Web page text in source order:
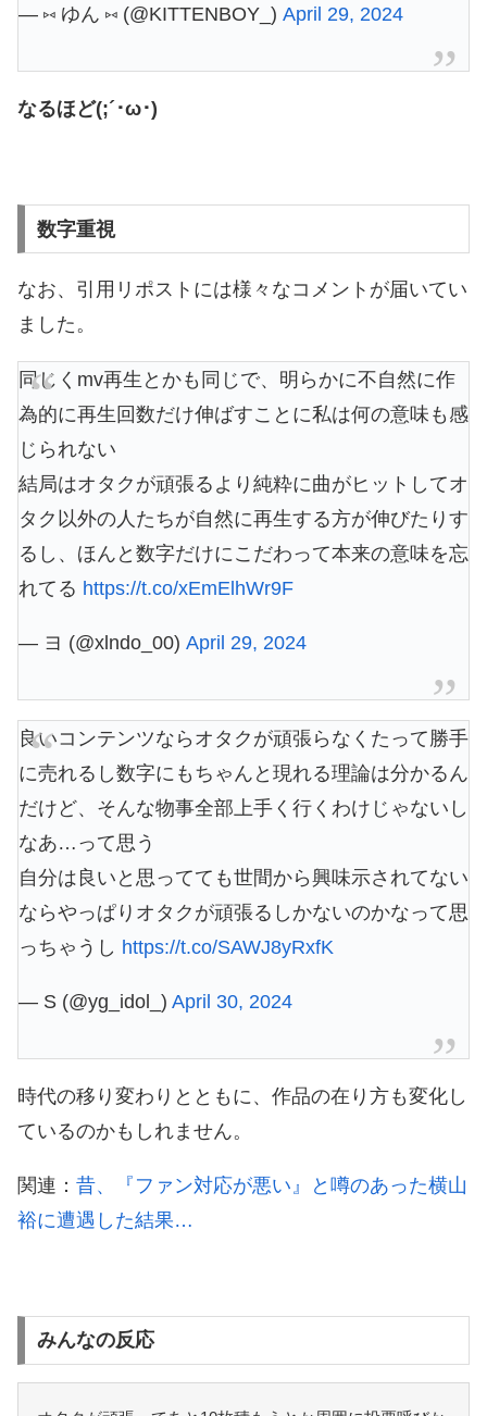
— ⑅ ゆん ⑅ (@KITTENBOY_) April 29, 2024
なるほど(;´･ω･)
数字重視
なお、引用リポストには様々なコメントが届いてい
ました。
同じくmv再生とかも同じで、明らかに不自然に作
為的に再生回数だけ伸ばすことに私は何の意味も感
じられない
結局はオタクが頑張るより純粋に曲がヒットしてオ
タク以外の人たちが自然に再生する方が伸びたりす
るし、ほんと数字だけにこだわって本来の意味を忘
れてる https://t.co/xEmElhWr9F
— ヨ (@xlndo_00) April 29, 2024
良いコンテンツならオタクが頑張らなくたって勝手
に売れるし数字にもちゃんと現れる理論は分かるん
だけど、そんな物事全部上手く行くわけじゃないし
なあ…って思う
自分は良いと思ってても世間から興味示されてない
ならやっぱりオタクが頑張るしかないのかなって思
っちゃうし https://t.co/SAWJ8yRxfK
— S (@yg_idol_) April 30, 2024
時代の移り変わりとともに、作品の在り方も変化し
ているのかもしれません。
関連： 昔、『ファン対応が悪い』と噂のあった横山
裕に遭遇した結果…
みんなの反応